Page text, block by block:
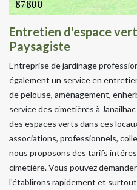
Entretien d'espace
Paysagiste
Entreprise de jardinage
également un service en
de pelouse, aménagement,
service des cimetières à
des espaces verts dans ces
associations, professionnels,
nous proposons des tarifs
cimetière. Vous pouvez
l'établirons rapidement et